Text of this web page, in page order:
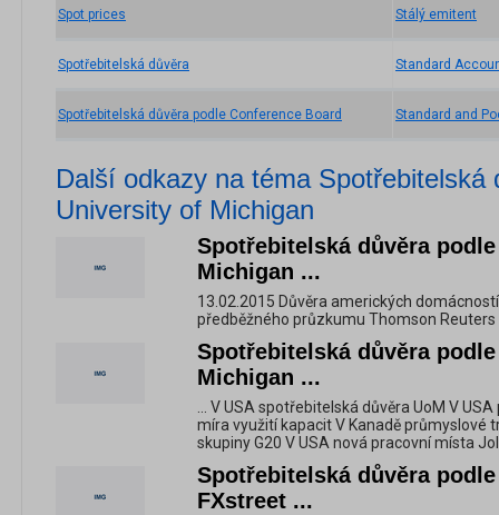
Spot prices
Spotřebitelská důvěra
Spotřebitelská důvěra podle Conference Board
Stálý emitent
Standard
Standard and
Další odkazy na téma Spotřebitelská
University of Michigan
Spotřebitelská důvěra
Michigan ...
13.02.2015 Důvěra amerických
předběžného průzkumu Thomson Reuters
Spotřebitelská důvěra
Michigan ...
... V USA spotřebitelská důvěra UoM V
míra využití kapacit V Kanadě průmyslové
skupiny G20 V USA nová pracovní místa
Spotřebitelská důvěra
FXstreet ...